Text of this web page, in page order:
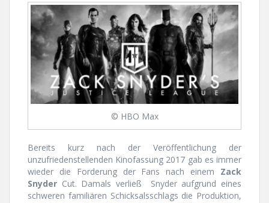
© HBO Max
Bereits kurz nach der Veröffentlichung der
unzufriedenstellenden Kinofassung 2017 gab es immer
wieder die Forderung der Fans nach einem Zack
Snyder Cut. Damals verließ Snyder aufgrund eines
schweren familiären Schicksalsschlags die Produktion,